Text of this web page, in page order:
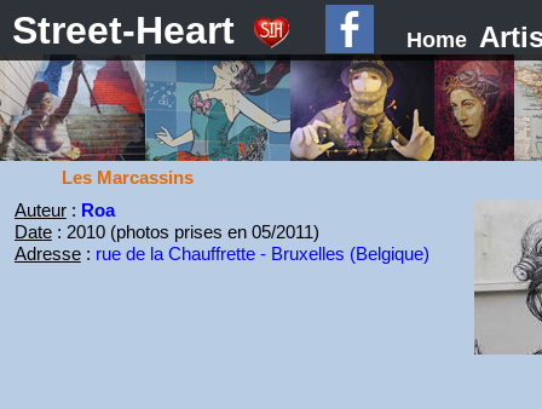
Street-Heart Home
Les Marcassins
Auteur: Roa
Date: 2010 (photos prises en 05/2011)
Adresse: rue de la Chauffrette - Bruxelles (Belgique)